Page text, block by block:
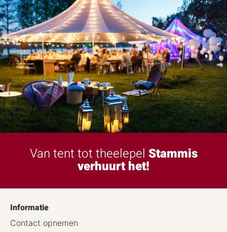
Van tent tot theelepel Stammis
verhuurt het!
Informatie
Contact opnemen